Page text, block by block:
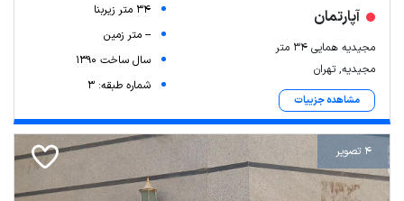
آپارتمان
مجیدیه همایی ۳۴ متر
مجیدیه, تهران
مشاهده جزییات
34 متر زیربنا
-- متر زمین
سال ساخت 1390
شماره طبقه: 3
4 تصویر